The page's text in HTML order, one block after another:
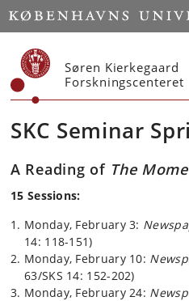
Start
Søren Kierkegaard
Forskningscenteret
SKC Seminar
A Reading of The
15 Sessions:
Monday, February 3:
14: 118-151)
Monday, February 10:
63/SKS 14: 152-202)
Monday, February 24: